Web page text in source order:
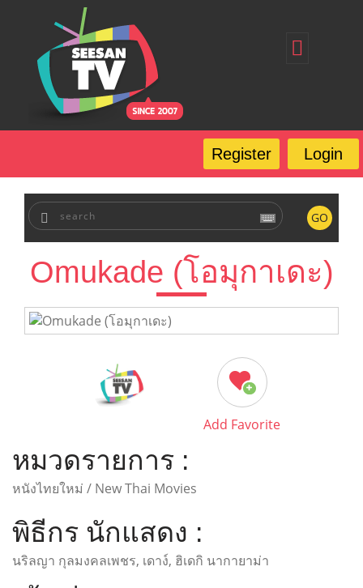
Register
Login
Forgot Password
FAQ
Login
Register
GO
Omukade (โอมุกาเดะ)
Add Favorite
หมวดรายการ :
หนังไทยใหม่ / New Thai Movies
พิธีกร นักแสดง :
นริลญา กุลมงคลเพชร, เดาง์, ฮิเดกิ นากายาม่า